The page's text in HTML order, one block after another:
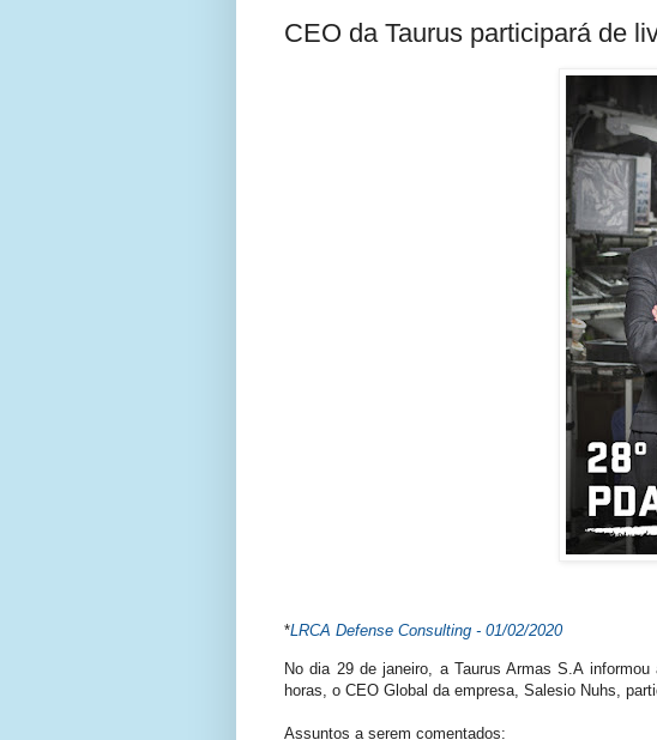
CEO da Taurus participará de
*LRCA Defense Consulting - 01/02/2020
No dia 29 de janeiro, a Taurus Armas S.A
horas, o CEO Global da empresa, Salesio Nuhs,
Assuntos a serem comentados: